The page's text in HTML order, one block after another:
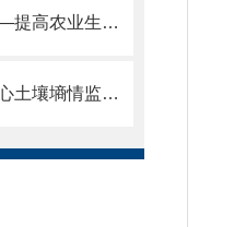
智能农业四情监测系统—提高农业生产效率,精准农业管理的农情监测设备
土壤墒情监测站——担心土壤墒情监测不准？风途科技给你稳稳的安心！